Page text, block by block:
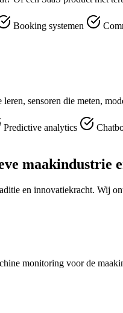
Booking systemen
sensoren die meten,
Predictive analytics
maakindustrie
en innovatiekracht. Wij
monitoring voor de